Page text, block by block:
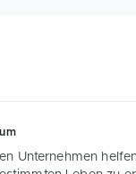
Unternehmen